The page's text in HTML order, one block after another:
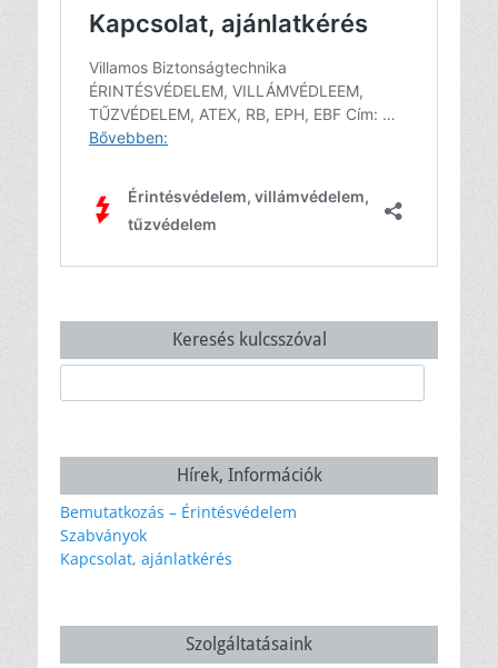
Keresés kulcsszóval
Hírek, Információk
Bemutatkozás – Érintésvédelem
Szabványok
Kapcsolat, ajánlatkérés
Szolgáltatásaink